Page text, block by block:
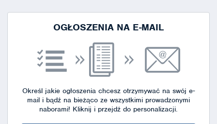
OGŁOSZENIA NA E-MAIL
Określ jakie ogłoszenia chcesz otrzymywać na swój e-
mail i bądź na bieżąco ze wszystkimi prowadzonymi
naborami! Kliknij i przejdź do personalizacji.